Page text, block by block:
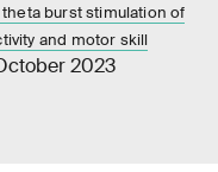
burst stimulation of
and motor skill
2023